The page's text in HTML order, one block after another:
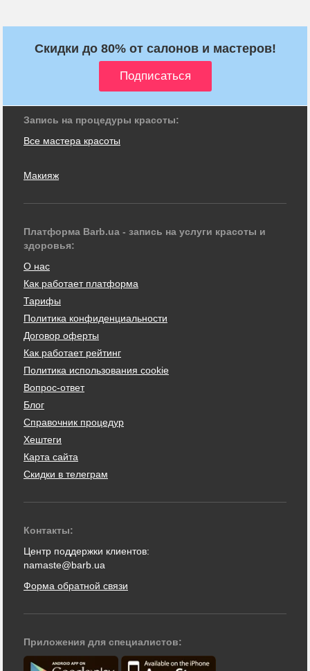
Скидки до 80% от салонов и мастеров!
Запись на процедуры красоты:
Все мастера красоты
Макияж
Платформа Barb.ua - запись на услуги красоты и
здоровья:
О нас
Как работает платформа
Тарифы
Политика конфиденциальности
Договор оферты
Как работает рейтинг
Политика использования cookie
Вопрос-ответ
Блог
Справочник процедур
Хештеги
Карта сайта
Скидки в телеграм
Контакты:
Центр поддержки клиентов:
namaste@barb.ua
Форма обратной связи
Приложения для специалистов: